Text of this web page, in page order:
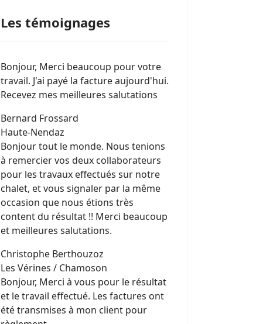
Les témoignages
Bonjour, Merci beaucoup pour votre
travail. J'ai payé la facture aujourd'hui.
Recevez mes meilleures salutations
Bernard Frossard
Haute-Nendaz
Bonjour tout le monde. Nous tenions
à remercier vos deux collaborateurs
pour les travaux effectués sur notre
chalet, et vous signaler par la même
occasion que nous étions très
content du résultat !! Merci beaucoup
et meilleures salutations.
Christophe Berthouzoz
Les Vérines / Chamoson
Bonjour, Merci à vous pour le résultat
et le travail effectué. Les factures ont
été transmises à mon client pour